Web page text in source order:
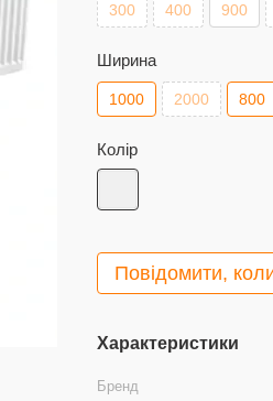
300 400 900
Ширина
1000 2000 800
Колір
Повідомити,
Характеристики
Бренд